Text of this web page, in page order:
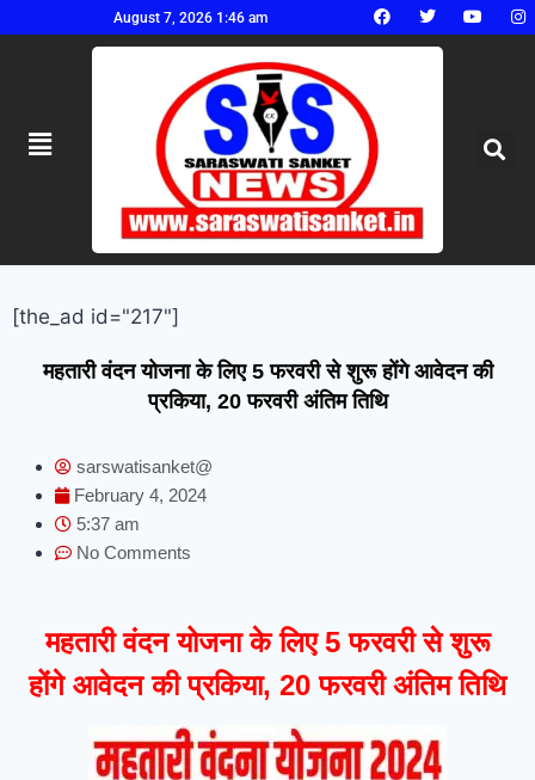
August 7, 2026 1:46 am
[the_ad id="217"]
महतारी वंदन योजना के लिए 5 फरवरी से शुरू होंगे आवेदन की
प्रकिया, 20 फरवरी अंतिम तिथि
sarswatisanket@
February 4, 2024
5:37 am
No Comments
महतारी वंदन योजना के लिए 5 फरवरी से शुरू
होंगे आवेदन की प्रकिया, 20 फरवरी अंतिम तिथि